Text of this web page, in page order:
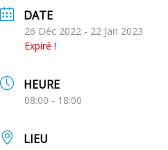
DATE
26 Déc 2022 - 22 Jan 2023
Expiré !
HEURE
08:00 - 18:00
LIEU